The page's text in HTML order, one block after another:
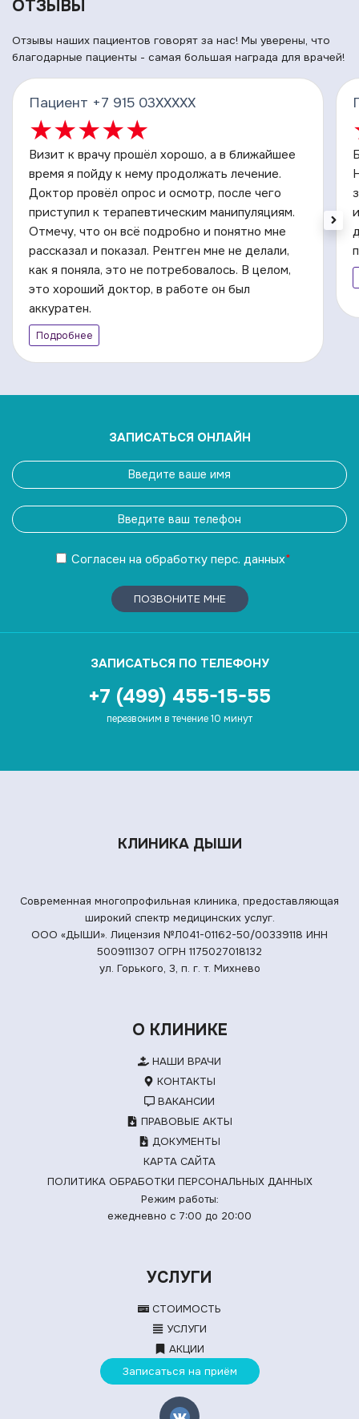
ОТЗЫВЫ
Отзывы наших пациентов говорят за нас! Мы уверены, что
благодарные пациенты - самая большая награда для врачей!
Пациент +7 915 03XXXXX
★★★★★
Визит к врачу прошёл хорошо, а в ближайшее
время я пойду к нему продолжать лечение.
Доктор провёл опрос и осмотр, после чего
приступил к терапевтическим манипуляциям.
Отмечу, что он всё подробно и понятно мне
рассказал и показал. Рентген мне не делали,
как я поняла, это не потребовалось. В целом,
это хороший доктор, в работе он был
аккуратен.
Подробнее
ЗАПИСАТЬСЯ ОНЛАЙН
Согласен на обработку перс. данных*
ПОЗВОНИТЕ МНЕ
ЗАПИСАТЬСЯ ПО ТЕЛЕФОНУ
+7 (499) 455-15-55
перезвоним в течение 10 минут
КЛИНИКА ДЫШИ
Современная многопрофильная клиника, предоставляющая
широкий спектр медицинских услуг.
ООО «ДЫШИ». Лицензия №Л041-01162-50/00339118 ИНН
5009111307 ОГРН 1175027018132
ул. Горького, 3, п. г. т. Михнево
О КЛИНИКЕ
НАШИ ВРАЧИ
КОНТАКТЫ
ВАКАНСИИ
ПРАВОВЫЕ АКТЫ
ДОКУМЕНТЫ
КАРТА САЙТА
ПОЛИТИКА ОБРАБОТКИ ПЕРСОНАЛЬНЫХ ДАННЫХ
Режим работы:
ежедневно с 7:00 до 20:00
УСЛУГИ
СТОИМОСТЬ
УСЛУГИ
АКЦИИ
Записаться на приём